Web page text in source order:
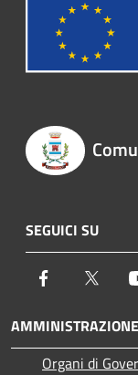
SEGUICI SU
Facebook
AMMINISTRAZIONE
Organi di